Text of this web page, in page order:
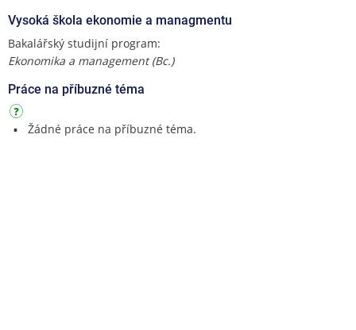
Vysoká škola ekonomie a managmentu
Bakalářský studijní program:
Ekonomika a management (Bc.)
Práce na příbuzné téma
Žádné práce na příbuzné téma.